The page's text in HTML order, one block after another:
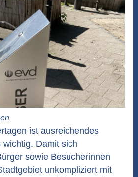
ist ausreichendes
wichtig. Damit sich
sowie Besucherinnen
unkompliziert mit